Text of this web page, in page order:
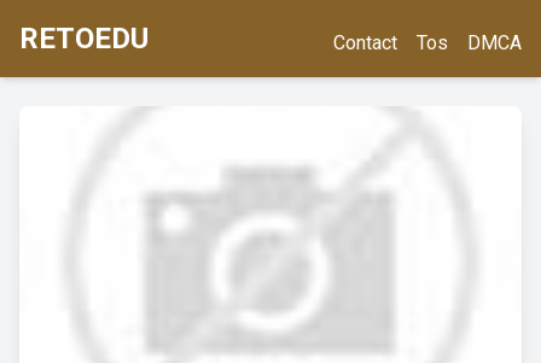
RETOEDU Contact Tos DMCA